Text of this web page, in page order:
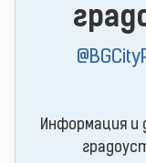
Информация